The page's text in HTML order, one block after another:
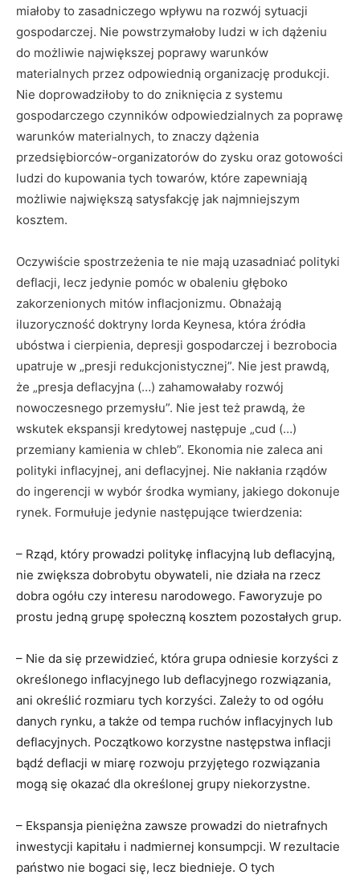
miałoby to zasadniczego wpływu na rozwój sytuacji
gospodarczej. Nie powstrzymałoby ludzi w ich dążeniu
do możliwie największej poprawy warunków
materialnych przez odpowiednią organizację produkcji.
Nie doprowadziłoby to do zniknięcia z systemu
gospodarczego czynników odpowiedzialnych za poprawę
warunków materialnych, to znaczy dążenia
przedsiębiorców-organizatorów do zysku oraz gotowości
ludzi do kupowania tych towarów, które zapewniają
możliwie największą satysfakcję jak najmniejszym
kosztem.
Oczywiście spostrzeżenia te nie mają uzasadniać polityki
deflacji, lecz jedynie pomóc w obaleniu głęboko
zakorzenionych mitów inflacjonizmu. Obnażają
iluzoryczność doktryny lorda Keynesa, która źródła
ubóstwa i cierpienia, depresji gospodarczej i bezrobocia
upatruje w „presji redukcjonistycznej”. Nie jest prawdą,
że „presja deflacyjna (…) zahamowałaby rozwój
nowoczesnego przemysłu”. Nie jest też prawdą, że
wskutek ekspansji kredytowej następuje „cud (…)
przemiany kamienia w chleb”. Ekonomia nie zaleca ani
polityki inflacyjnej, ani deflacyjnej. Nie nakłania rządów
do ingerencji w wybór środka wymiany, jakiego dokonuje
rynek. Formułuje jedynie następujące twierdzenia:
– Rząd, który prowadzi politykę inflacyjną lub deflacyjną,
nie zwiększa dobrobytu obywateli, nie działa na rzecz
dobra ogółu czy interesu narodowego. Faworyzuje po
prostu jedną grupę społeczną kosztem pozostałych grup.
– Nie da się przewidzieć, która grupa odniesie korzyści z
określonego inflacyjnego lub deflacyjnego rozwiązania,
ani określić rozmiaru tych korzyści. Zależy to od ogółu
danych rynku, a także od tempa ruchów inflacyjnych lub
deflacyjnych. Początkowo korzystne następstwa inflacji
bądź deflacji w miarę rozwoju przyjętego rozwiązania
mogą się okazać dla określonej grupy niekorzystne.
– Ekspansja pieniężna zawsze prowadzi do nietrafnych
inwestycji kapitału i nadmiernej konsumpcji. W rezultacie
państwo nie bogaci się, lecz biednieje. O tych